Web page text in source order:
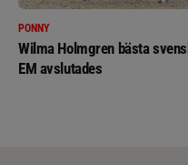
PONNY
Wilma Holmgren bästa
EM avslutades